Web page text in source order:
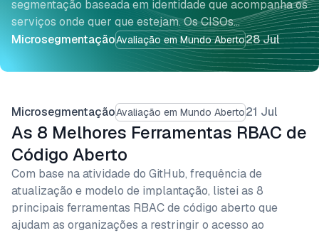
MicrosegmentaçãoAvaliação em Mundo Aberto28 Jul
segmentação baseada em identidade que acompanha os
serviços onde quer que estejam. Os CISOs…
MicrosegmentaçãoAvaliação em Mundo Aberto21 Jul
As 8 Melhores Ferramentas RBAC de
Código Aberto
Com base na atividade do GitHub, frequência de
atualização e modelo de implantação, listei as 8
principais ferramentas RBAC de código aberto que
ajudam as organizações a restringir o acesso ao